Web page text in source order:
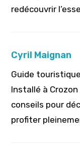
redécouvrir
Cyril Maignan
Guide
Installé à
conseils pour
profiter